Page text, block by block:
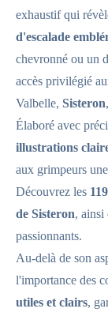
exhaustif qui
d'escalade
chevronné ou un
accès privilégié
Valbelle, Sisteron
Élaboré avec
illustrations
aux grimpeurs
Découvrez les
de Sisteron, ainsi
passionnants.
Au-delà de son
l'importance des
utiles et clairs,